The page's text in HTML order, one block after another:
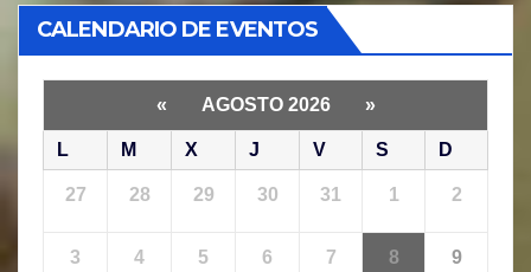
CALENDARIO DE EVENTOS
« AGOSTO 2026 »
L M X J V S D
27 28 29 30 31 1 2
3 4 5 6 7 8 9